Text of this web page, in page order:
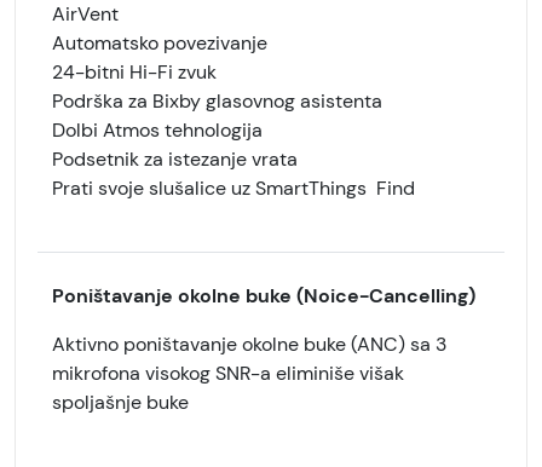
AirVent
Automatsko povezivanje
24-bitni Hi-Fi zvuk
Podrška za Bixby glasovnog asistenta
Dolbi Atmos tehnologija
Podsetnik za istezanje vrata
Prati svoje slušalice uz SmartThings Find
Poništavanje okolne buke (Noice-Cancelling)
Aktivno poništavanje okolne buke (ANC) sa 3
mikrofona visokog SNR-a eliminiše višak
spoljašnje buke